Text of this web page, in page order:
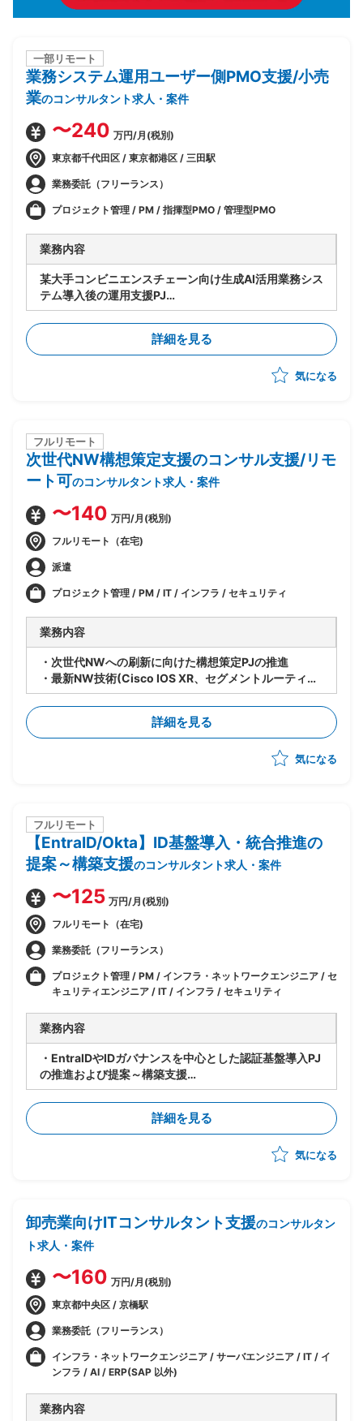
一部リモート
業務システム運用ユーザー側PMO支援/小売
業のコンサルタント求人・案件
〜240 万円/月(税別)
東京都千代田区 / 東京都港区 / 三田駅
業務委託（フリーランス）
プロジェクト管理 / PM / 指揮型PMO / 管理型PMO
業務内容
某大手コンビニエンスチェーン向け生成AI活用業務シス
テム導入後の運用支援PJ
・ユーザー側PMOとして、システム運用全体の推進・
管理を担う
・運用スペシャリストとして、運用プロセスの設計・標
準化・改善提案を主導
・システム運用の定着化支援（利用部門への展開・教育
・運用課題の収集・分析・構造化、ならびにベンダーへ
のエスカレーション対応
・運用KPIの設定・モニタリング、定期レポーティング
の仕組み構築
・インシデント管理プロセスの整備および再発防止策の
策定支援
詳細を見る
気になる
フルリモート
次世代NW構想策定支援のコンサル支援/リモ
ート可のコンサルタント求人・案件
〜140 万円/月(税別)
フルリモート（在宅)
派遣
プロジェクト管理 / PM / IT / インフラ / セキュリティ
業務内容
・次世代NWへの刷新に向けた構想策定PJの推進
・最新NW技術(Cisco IOS XR、セグメントルーティン
グ等)の調査および適用検討
・現行NWの課題整理および将来アーキテクチャの設計
・顧客とのディスカッションを通じた方向性整理および
詳細を見る
気になる
フルリモート
【EntraID/Okta】ID基盤導入・統合推進の
提案～構築支援のコンサルタント求人・案件
〜125 万円/月(税別)
フルリモート（在宅)
業務委託（フリーランス）
プロジェクト管理 / PM / インフラ・ネットワークエンジニア / セ
キュリティエンジニア / IT / インフラ / セキュリティ
業務内容
・EntraIDやIDガバナンスを中心とした認証基盤導入PJ
の推進および提案～構築支援
・BtoEおよびサプライチェーン向け認証基盤の設計/統
合方針策定
・エンドユーザー社内向けシステムを含む認証/認可方
式の検討
・顧客とのディスカッションによる要件整理および方向
詳細を見る
気になる
卸売業向けITコンサルタント支援のコンサルタン
ト求人・案件
〜160 万円/月(税別)
東京都中央区 / 京橋駅
業務委託（フリーランス）
インフラ・ネットワークエンジニア / サーバエンジニア / IT / イ
ンフラ / AI / ERP(SAP 以外)
業務内容